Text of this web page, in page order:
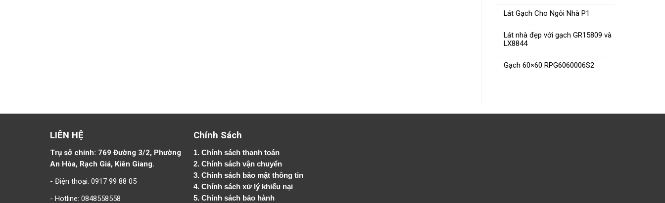
Lát Gạch Cho Ngôi Nhà P1
Lát nhà đẹp với gạch GR15809 và
LX8844
Gạch 60×60 RPG6060006S2
LIÊN HỆ
Trụ sở chính: 769 Đường 3/2, Phường
An Hòa, Rạch Giá, Kiên Giang.
- Điện thoại: 0917 99 88 05
- Hotline: 0848558558
Chính Sách
1.Chính sách thanh toán
2.Chính sách vận chuyển
3. Chính sách bảo mật thông tin
4.Chính sách xử lý khiếu nại
5.Chính sách bảo hành